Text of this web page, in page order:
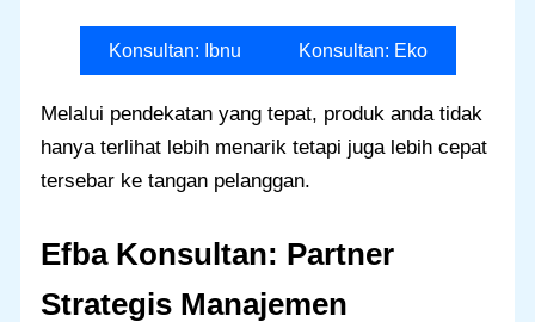
Konsultan: Ibnu Konsultan: Eko
Melalui pendekatan yang tepat, produk anda tidak
hanya terlihat lebih menarik tetapi juga lebih cepat
tersebar ke tangan pelanggan.
Efba Konsultan: Partner
Strategis Manajemen